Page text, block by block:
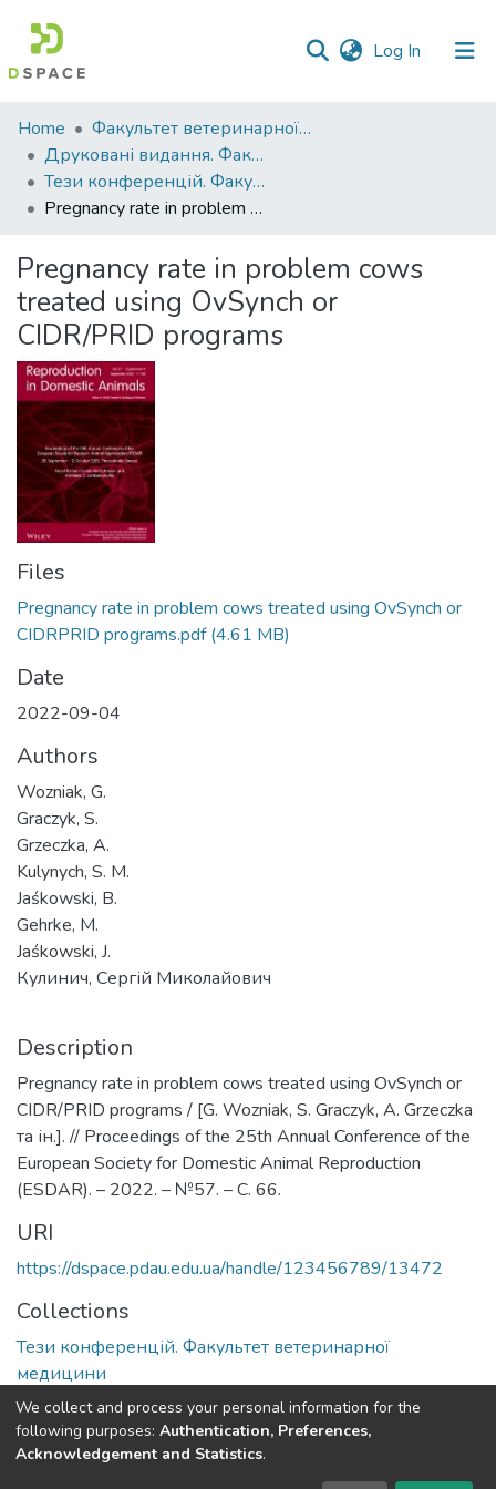
Log In (current)
Communities
&
Collections
All of DSpace
Statistics
Home
Факультет ветеринарної медицини
Друковані видання. Факультет ветеринарної медицини
Тези конференцій. Факультет ветеринарної медицини
Pregnancy rate in problem cows treated using OvSynch or CIDR/PRID programs
Pregnancy rate in problem cows
treated using OvSynch or
CIDR/PRID programs
Files
Pregnancy rate in problem cows treated using OvSynch or
CIDRPRID programs.pdf(4.61 MB)
Date
2022-09-04
Authors
Wozniak, G.
Graczyk, S.
Grzeczka, A.
Kulynych, S. M.
Jaśkowski, B.
Gehrke, M.
Jaśkowski, J.
Кулинич, Сергій Миколайович
Description
Pregnancy rate in problem cows treated using OvSynch or
CIDR/PRID programs / [G. Wozniak, S. Graczyk, A. Grzeczka
та ін.]. // Proceedings of the 25th Annual Conference of the
European Society for Domestic Animal Reproduction
(ESDAR). – 2022. – №57. – С. 66.
URI
https://dspace.pdau.edu.ua/handle/123456789/13472
Collections
Тези конференцій. Факультет ветеринарної
медицини
Full item page
We collect and process your personal information for the
following purposes: Authentication, Preferences,
Acknowledgement and Statistics.